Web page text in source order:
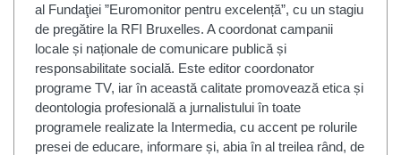
al Fundaţiei ”Euromonitor pentru excelență”, cu un stagiu
de pregătire la RFI Bruxelles. A coordonat campanii
locale și naționale de comunicare publică și
responsabilitate socială. Este editor coordonator
programe TV, iar în această calitate promovează etica și
deontologia profesională a jurnalistului în toate
programele realizate la Intermedia, cu accent pe rolurile
presei de educare, informare și, abia în al treilea rând, de